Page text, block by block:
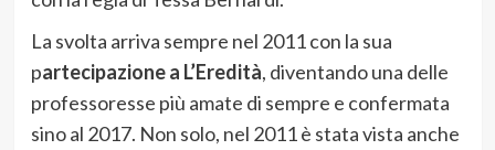
La svolta arriva sempre nel 2011 con la sua
partecipazione a L’Eredità, diventando una delle
professoresse più amate di sempre e confermata
sino al 2017. Non solo, nel 2011 è stata vista anche